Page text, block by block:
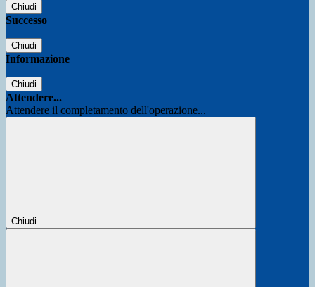
Chiudi
Successo
Chiudi
Informazione
Chiudi
Attendere...
Attendere il completamento dell'operazione...
Chiudi